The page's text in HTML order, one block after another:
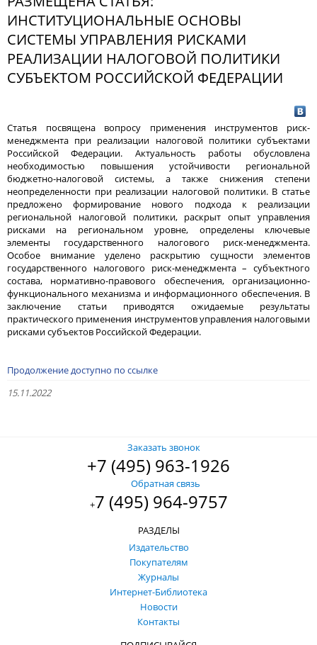
ИНСТИТУЦИОНАЛЬНЫЕ ОСНОВЫ
СИСТЕМЫ УПРАВЛЕНИЯ РИСКАМИ
РЕАЛИЗАЦИИ НАЛОГОВОЙ ПОЛИТИКИ
СУБЪЕКТОМ РОССИЙСКОЙ ФЕДЕРАЦИИ
Статья посвящена вопросу применения инструментов риск-
менеджмента при реализации налоговой политики субъектами
Российской Федерации. Актуальность работы обусловлена
необходимостью повышения устойчивости региональной
бюджетно-налоговой системы, а также снижения степени
неопределенности при реализации налоговой политики. В статье
предложено формирование нового подхода к реализации
региональной налоговой политики, раскрыт опыт управления
рисками на региональном уровне, определены ключевые
элементы государственного налогового риск-менеджмента.
Особое внимание уделено раскрытию сущности элементов
государственного налогового риск-менеджмента – субъектного
состава, нормативно-правового обеспечения, организационно-
функционального механизма и информационного обеспечения. В
заключение статьи приводятся ожидаемые результаты
практического применения инструментов управления налоговыми
рисками субъектов Российской Федерации.
Продолжение доступно по ссылке
15.11.2022
Заказать звонок
+7 (495) 963-1926
Обратная связь
+7 (495) 964-9757
РАЗДЕЛЫ
Издательство
Покупателям
Журналы
Интернет-Библиотека
Новости
Контакты